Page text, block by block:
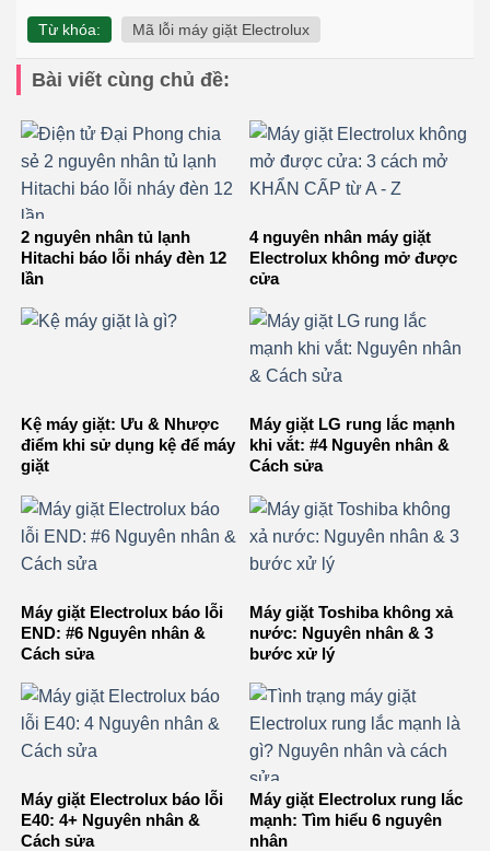
Từ khóa: Mã lỗi máy giặt Electrolux
Bài viết cùng chủ đề:
2 nguyên nhân tủ lạnh
Hitachi báo lỗi nháy đèn 12
lần
4 nguyên nhân máy giặt
Electrolux không mở được
cửa
Kệ máy giặt: Ưu & Nhược
điểm khi sử dụng kệ để máy
giặt
Máy giặt LG rung lắc mạnh
khi vắt: #4 Nguyên nhân &
Cách sửa
Máy giặt Electrolux báo lỗi
END: #6 Nguyên nhân &
Cách sửa
Máy giặt Toshiba không xả
nước: Nguyên nhân & 3
bước xử lý
Máy giặt Electrolux báo lỗi
E40: 4+ Nguyên nhân &
Cách sửa
Máy giặt Electrolux rung lắc
mạnh: Tìm hiểu 6 nguyên
nhân